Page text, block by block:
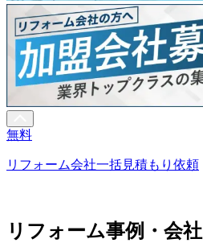
無料
リフォーム会社一括見積もり依頼
リフォーム事例・会社